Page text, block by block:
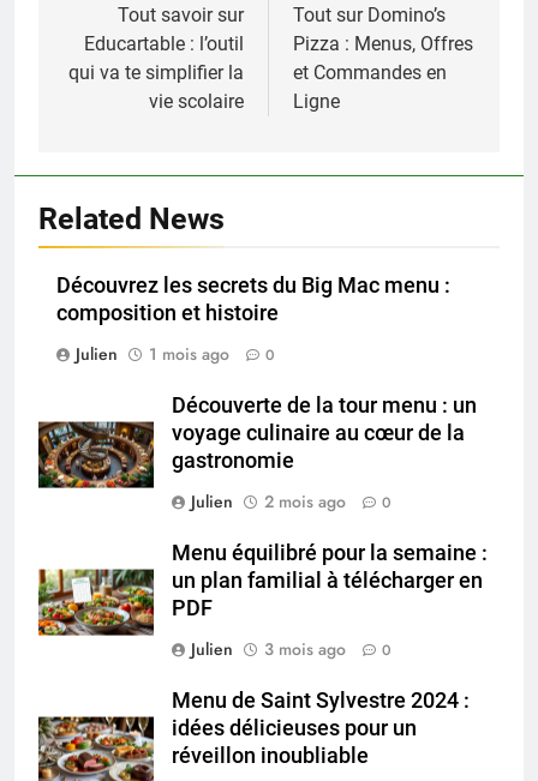
l’article
Tout savoir sur
Educartable : l’outil
qui va te simplifier la
vie scolaire
Tout sur Domino’s
Pizza : Menus, Offres
et Commandes en
Ligne
Related News
Découvrez les secrets du Big Mac menu :
composition et histoire
Julien
1 mois ago 0
Découverte de la tour menu : un
voyage culinaire au cœur de la
gastronomie
Julien
2 mois ago 0
Menu équilibré pour la semaine :
un plan familial à télécharger en
PDF
Julien
3 mois ago 0
Menu de Saint Sylvestre 2024 :
idées délicieuses pour un
réveillon inoubliable